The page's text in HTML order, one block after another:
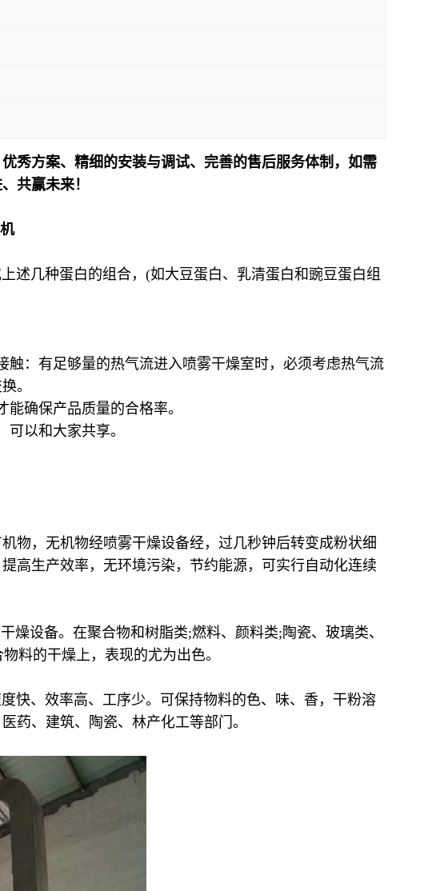
秀方案、精细的安装与调试、完善的售后服务体制，如需
共赢未来！
述几种蛋白的组合，(如大豆蛋白、乳清蛋白和豌豆蛋白组
：有足够量的热气流进入喷雾干燥室时，必须考虑热气流
。
确保产品质量的合格率。
以和大家共享。
物，无机物经喷雾干燥设备经，过几秒钟后转变成粉状细
高生产效率，无环境污染，节约能源，可实行自动化连续
设备。在聚合物和树脂类;燃料、颜料类;陶瓷、玻璃类、
料的干燥上，表现的尤为出色。
快、效率高、工序少。可保持物料的色、味、香，干粉溶
药、建筑、陶瓷、林产化工等部门。